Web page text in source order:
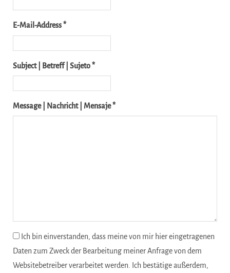
E-Mail-Address *
Subject | Betreff | Sujeto *
Message | Nachricht | Mensaje *
Ich bin einverstanden, dass meine von mir hier eingetragenen
Daten zum Zweck der Bearbeitung meiner Anfrage von dem
Websitebetreiber verarbeitet werden. Ich bestätige außerdem,